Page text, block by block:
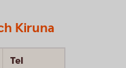
Kiruna
Tel